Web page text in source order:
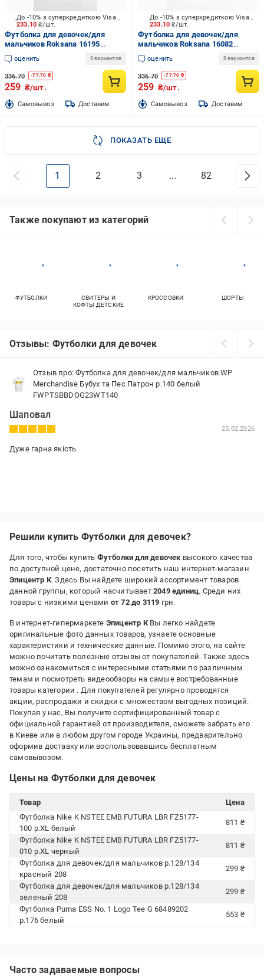
233.10₴/шт.
До -10% з суперкредиткою Visa Вигода
Футболка для девочек/для
мальчиков Roksana 16195
р.110/116 салатовый №001
оценить 8 вариантов
336.70 -77.70 ₴
259 ₴/шт.
Cамовывоз Доставим
233.10₴/шт.
До -10% з суперкредиткою Visa Вигода
Футболка для девочек/для
мальчиков Roksana 16082
р.128/134 синий №001
оценить 8 вариантов
336.70 -77.70 ₴
259 ₴/шт.
Cамовывоз Доставим
ПОКАЗАТЬ ЕЩЕ
1 2 3 ... 82
Также покупают из категорий
ФУТБОЛКИ
СВИТЕРЫ И
КОФТЫ ДЕТСКИЕ
КРОССОВКИ ШОРТЫ
Отзывы: Футболки для девочек
Отзыв про: Футболка для девочек/для мальчиков WP
Merchandise Бубух та Пес Патрон р.140 белый
FWPTSBBDOG23WT140
Шаповал
25.02.2026
Дуже гарна якість
Решили купить Футболки для девочек?
Для того, чтобы купить Футболки для девочек высокого качества
по доступной цене, достаточно посетить наш интернет-магазин
Эпицентр К. Здесь Вы найдете широкий ассортимент товаров
данной группы, который насчитывает 2049 единиц. Среди них
товары с низкими ценами от 72 до 3119 грн.
В интернет-гипермаркете Эпицентр КВы легко найдете
оригинальные фото данных товаров, узнаете основные
характеристики и технические данные. Помимо этого, на сайте
можно почитать полезные отзывы от покупателей. Также здесь
можно ознакомиться с интересными статьями по различным
темам и посмотреть видеообзоры на самые востребованные
товары категории . Для покупателей регулярно проводятся
акции, распродажи и скидки с множеством выгодных позиций.
Покупая у нас, Вы получите сертифицированный товар с
официальной гарантией от производителя, сможете забрать его
в Киеве или в любом другом городе Украины, предварительно
оформив доставку или воспользовавшись бесплатным
самовывозом.
Цены на Футболки для девочек
Товар
Цена
Футболка Nike K NSTEE EMB FUTURA LBR FZ5177-
100 р.XL белый
811 ₴
Футболка Nike K NSTEE EMB FUTURA LBR FZ5177-
010 р.XL черный
811 ₴
Футболка для девочек/для мальчиков р.128/134
красный 208
299 ₴
Футболка для девочек/для мальчиков р.128/134
зеленый 208
299 ₴
Футболка Puma ESS No. 1 Logo Tee G 68489202
р.176 белый
553 ₴
Часто задаваемые вопросы